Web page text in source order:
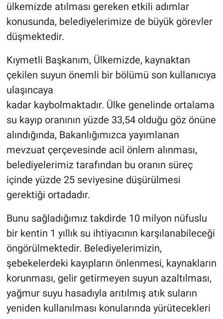
ülkemizde atılması gereken etkili adımlar
konusunda, belediyelerimize de büyük görevler
düşmektedir.
Kıymetli Başkanım, Ülkemizde, kaynaktan
çekilen suyun önemli bir bölümü son kullanıcıya
ulaşıncaya
kadar kaybolmaktadır. Ülke genelinde ortalama
su kayıp oranının yüzde 33,54 olduğu göz önüne
alındığında, Bakanlığımızca yayımlanan
mevzuat çerçevesinde acil önlem alınması,
belediyelerimiz tarafından bu oranın süreç
içinde yüzde 25 seviyesine düşürülmesi
gerektiği ortadadır.
Bunu sağladığımız takdirde 10 milyon nüfuslu
bir kentin 1 yıllık su ihtiyacının karşılanabileceği
öngörülmektedir. Belediyelerimizin,
şebekelerdeki kayıpların önlenmesi, kaynakların
korunması, gelir getirmeyen suyun azaltılması,
yağmur suyu hasadıyla arıtılmış atık suların
yeniden kullanılması konularında yürütecekleri